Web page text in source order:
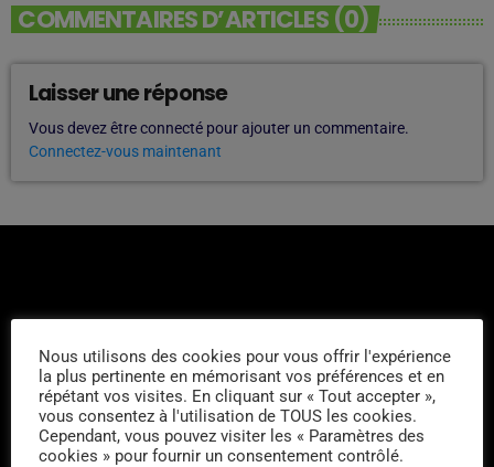
COMMENTAIRES D’ARTICLES (0)
Laisser une réponse
Vous devez être connecté pour ajouter un commentaire.
Connectez-vous maintenant
L'ÉQUIPE
Sergio
Nous utilisons des cookies pour vous offrir l'expérience
la plus pertinente en mémorisant vos préférences et en
répétant vos visites. En cliquant sur « Tout accepter »,
vous consentez à l'utilisation de TOUS les cookies.
Cependant, vous pouvez visiter les « Paramètres des
cookies » pour fournir un consentement contrôlé.